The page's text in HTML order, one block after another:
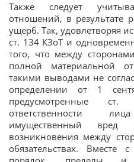
Также следует
отношений, в результате
ущерб. Так, удовлетворяя
ст. 134 КЗоТ и
того, что между
полной материальной
такими выводами не
определении от 1
предусмотренные
ответственности
имущественный вред
возникновения между
обязательствах. Вместе